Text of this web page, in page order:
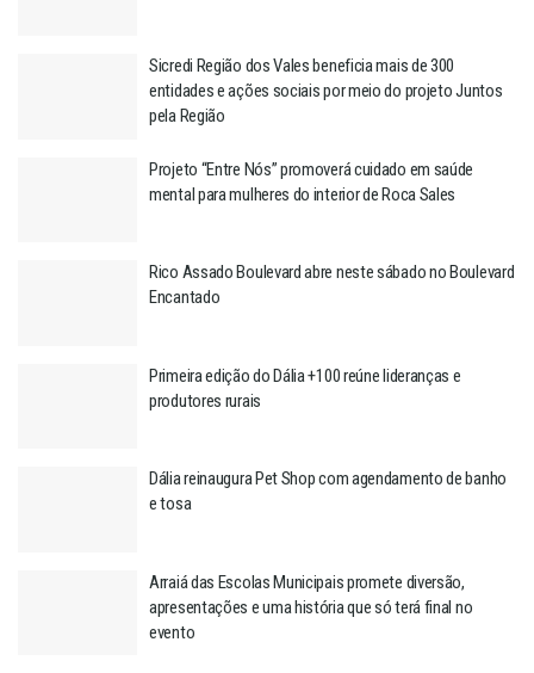
Sicredi Região dos Vales beneficia mais de 300
entidades e ações sociais por meio do projeto Juntos
pela Região
Projeto “Entre Nós” promoverá cuidado em saúde
mental para mulheres do interior de Roca Sales
Rico Assado Boulevard abre neste sábado no Boulevard
Encantado
Primeira edição do Dália +100 reúne lideranças e
produtores rurais
Dália reinaugura Pet Shop com agendamento de banho
e tosa
Arraiá das Escolas Municipais promete diversão,
apresentações e uma história que só terá final no
evento